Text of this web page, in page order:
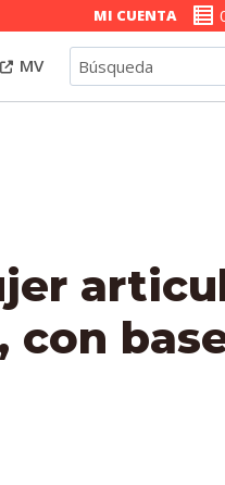
MI CUENTA
MV Búsqueda
con